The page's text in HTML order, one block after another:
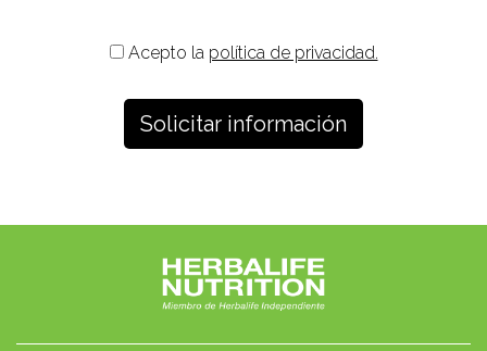
Acepto la política de privacidad.